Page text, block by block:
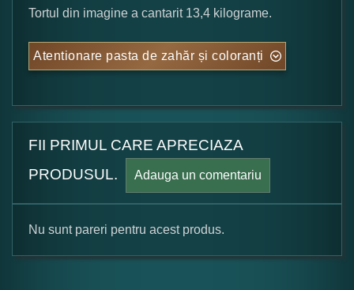
Tortul din imagine a cantarit 13,4 kilograme.
Atentionare pasta de zahăr și coloranți
FII PRIMUL CARE APRECIAZA
PRODUSUL.
Adauga un comentariu
Formular pareri client
Nu sunt pareri pentru acest produs.